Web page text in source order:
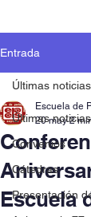
Entrada
Últimas noticias
Convenios
Cátedras
Presentación
Últimas noticias
Escuela
Escuela de
20 may 2